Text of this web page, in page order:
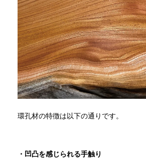
環孔材の特徴は以下の通りです。
・凹凸を感じられる手触り